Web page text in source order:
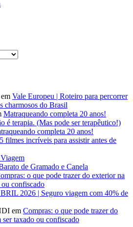
em Vale Europeu | Roteiro para percorrer
charmosos do Brasil
Matraqueando completa 20 anos!
é terapia. (Mas pode ser terapêutico!)
completa 20 anos!
filmes incríveis para assistir antes de
de Gramado e Canela
o que pode trazer do exterior na
ou confiscado
2026 | Seguro viagem com 40% de
em Compras: o que pode trazer do
ser taxado ou confiscado